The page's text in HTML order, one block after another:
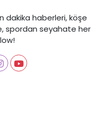
dakika haberleri, köşe
spordan seyahate her